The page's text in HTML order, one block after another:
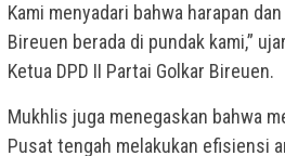
Kami menyadari bahwa harapan
Bireuen berada di pundak kami,”
Ketua DPD II Partai Golkar Bireuen.
Mukhlis juga menegaskan bahwa
Pusat tengah melakukan efisiensi